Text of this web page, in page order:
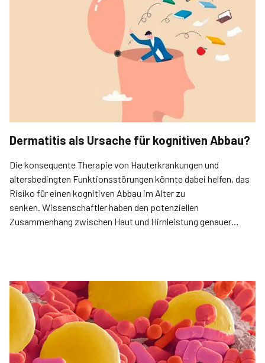
Dermatitis als Ursache für kognitiven Abbau?
Die konsequente Therapie von Hauterkrankungen und
altersbedingten Funktionsstörungen könnte dabei helfen, das
Risiko für einen ko­gnitiven Abbau im Alter zu
senken. Wissenschaftler haben den potenziellen
Zusammenhang zwischen Haut und Hirnleistung genauer